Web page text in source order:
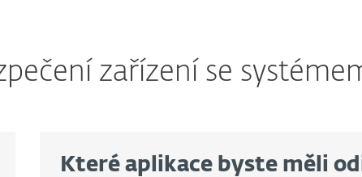
zařízení se
Které aplikace byste měli